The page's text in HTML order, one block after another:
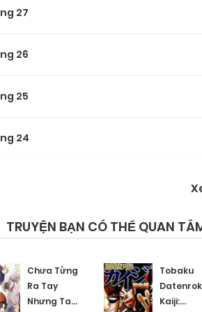
27
26
25
24
22
21
20
TRUYỆN BẠN CÓ THỂ QUAN
Chưa Từng
Ra Tay
Nhưng Ta
Tobaku
Kaiji: